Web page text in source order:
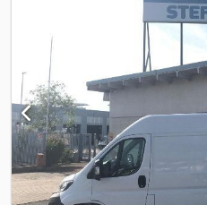
2025 , Oprema:
elektronski program stabilnosti
rabljena vozila, klimatska
Registrska številka: GY-995VS |
Lokacija: Stuttgart | Ta Fiat
kampiranje, ponuja popolno
udobjem in funkcionalnostjo. Ne
izlet ali daljše potovanje, je to
zasnovano, da vam ponudi
kupiti Fiat Ducato? * Izjemno
višino 2,4 m in širino 3 m ponuja